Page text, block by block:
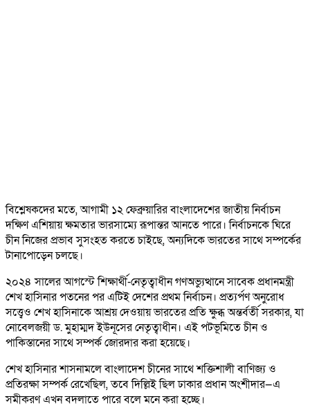
বিশ্লেষকদের মতে, আগামী ১২ ফেব্রুয়ারির বাংলাদেশের জাতীয় নির্বাচন
দক্ষিণ এশিয়ায় ক্ষমতার ভারসাম্যে রূপান্তর আনতে পারে। নির্বাচনকে ঘিরে
চীন নিজের প্রভাব সুসংহত করতে চাইছে, অন্যদিকে ভারতের সাথে সম্পর্কের
টানাপোড়েন চলছে।
২০২৪ সালের আগস্টে শিক্ষার্থী-নেতৃত্বাধীন গণঅভ্যুত্থানে সাবেক প্রধানমন্ত্রী
শেখ হাসিনার পতনের পর এটিই দেশের প্রথম নির্বাচন। প্রত্যর্পণ অনুরোধ
সত্ত্বেও শেখ হাসিনাকে আশ্রয় দেওয়ায় ভারতের প্রতি ক্ষুব্ধ অন্তর্বর্তী সরকার, যা
নোবেলজয়ী ড. মুহাম্মদ ইউনূসের নেতৃত্বাধীন। এই পটভূমিতে চীন ও
পাকিস্তানের সাথে সম্পর্ক জোরদার করা হয়েছে।
শেখ হাসিনার শাসনামলে বাংলাদেশ চীনের সাথে শক্তিশালী বাণিজ্য ও
প্রতিরক্ষা সম্পর্ক রেখেছিল, তবে দিল্লিই ছিল ঢাকার প্রধান অংশীদার—এ
সমীকরণ এখন বদলাতে পারে বলে মনে করা হচ্ছে।